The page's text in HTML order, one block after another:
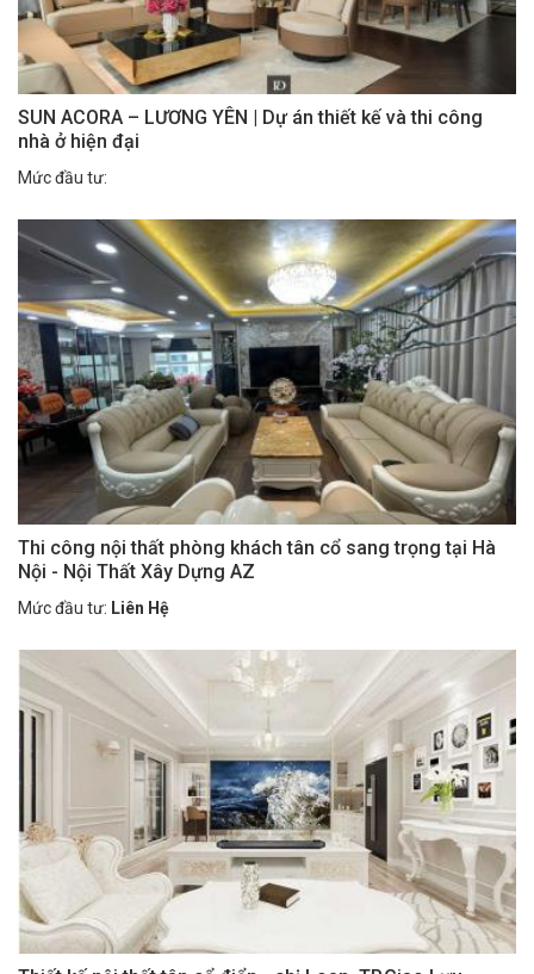
SUN ACORA – LƯƠNG YÊN | Dự án thiết kế và thi công
nhà ở hiện đại
Mức đầu tư:
Thi công nội thất phòng khách tân cổ sang trọng tại Hà
Nội - Nội Thất Xây Dựng AZ
Mức đầu tư: Liên Hệ